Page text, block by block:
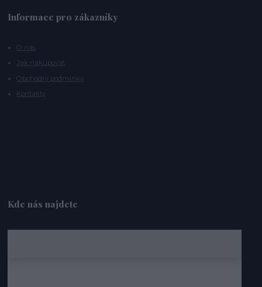
Informace pro zákazníky
O nás
Jak nakupovat
Obchodní podmínky
Kontakty
Kde nás najdete